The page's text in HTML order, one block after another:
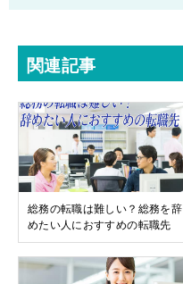
関連記事
総務の転職は難しい？総務を辞
めたい人におすすめの転職先